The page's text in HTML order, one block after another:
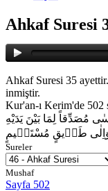
Ahkaf Suresi
Ahkaf Suresi 35
inmiştir.
Kur'an-ı Kerim'de 502
مُصَدِّقاً لِمَا بَيْنَ يَدَيْهِ
طَر۪يقٍ مُسْتَق۪يمٍ
Sureler
Mushaf
Sayfa 502